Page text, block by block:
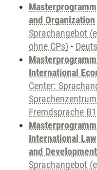
and Organization
Sprachangebot
ohne CPs) -
International
Center:
Fremdsprache
International
and Development
Sprachangebot